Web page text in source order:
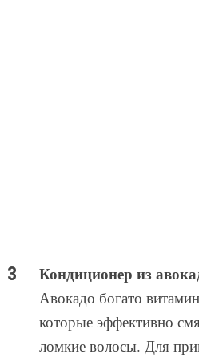
Кондиционер из
Авокадо богато
которые эффективно
ломкие волосы. Для